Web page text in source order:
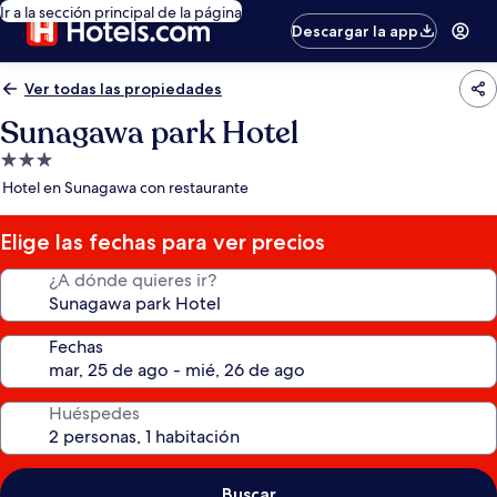
Ir a la sección principal de la página
Descargar la app
Ver todas las propiedades
Sunagawa park Hotel
Propiedad
de
estrellas
Hotel en Sunagawa con restaurante
Elige las fechas para ver precios
¿A dónde quieres ir?
Fechas
Huéspedes